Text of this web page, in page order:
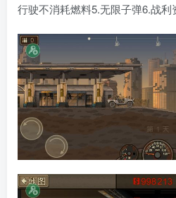
行驶不消耗燃料5.无限子弹6.战利